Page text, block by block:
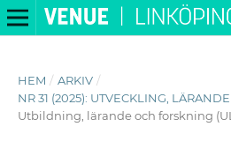
HEM / ARKIV /
NR 31 (2025): UTVECKLING,
Utbildning, lärande och forskning